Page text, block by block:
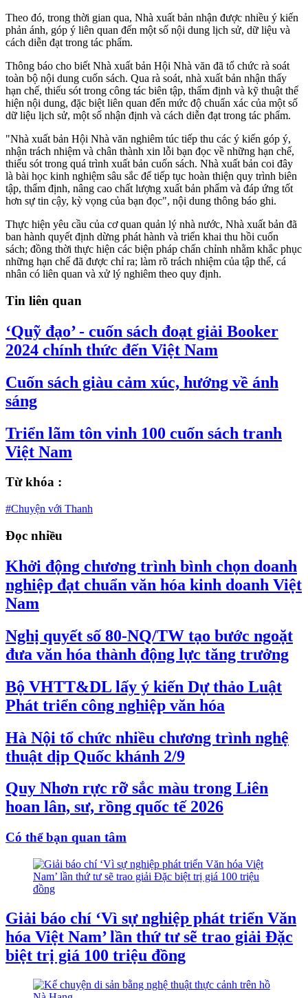
Theo đó, trong thời gian qua, Nhà xuất bản nhận được nhiều ý kiến
phản ánh, góp ý liên quan đến một số nội dung lịch sử, dữ liệu và
cách diễn đạt trong tác phẩm.
Thông báo cho biết Nhà xuất bản Hội Nhà văn đã tổ chức rà soát
toàn bộ nội dung cuốn sách. Qua rà soát, nhà xuất bản nhận thấy
hạn chế, thiếu sót trong công tác biên tập, thẩm định và kỹ thuật thể
hiện nội dung, đặc biệt liên quan đến mức độ chuẩn xác của một số
dữ liệu lịch sử, một số nhận định và cách diễn đạt trong tác phẩm.
"Nhà xuất bản Hội Nhà văn nghiêm túc tiếp thu các ý kiến góp ý,
nhận trách nhiệm và chân thành xin lỗi bạn đọc về những hạn chế,
thiếu sót trong quá trình xuất bản cuốn sách. Nhà xuất bản coi đây
là bài học kinh nghiệm sâu sắc để tiếp tục hoàn thiện quy trình biên
tập, thẩm định, nâng cao chất lượng xuất bản phẩm và đáp ứng tốt
hơn sự tin cậy, kỳ vọng của bạn đọc", nội dung thông báo ghi.
Thực hiện yêu cầu của cơ quan quản lý nhà nước, Nhà xuất bản đã
ban hành quyết định dừng phát hành và triển khai thu hồi cuốn
sách; đồng thời thực hiện các biện pháp chấn chỉnh nhằm khắc phục
những hạn chế đã được chỉ ra; làm rõ trách nhiệm của tập thể, cá
nhân có liên quan và xử lý nghiêm theo quy định.
Tin liên quan
‘Quỹ đạo’ - cuốn sách đoạt giải Booker
2024 chính thức đến Việt Nam
Cuốn sách giàu cảm xúc, hướng về ánh
sáng
Triển lãm tôn vinh 100 cuốn sách tranh
Việt Nam
Từ khóa :
#Chuyện với Thanh
Đọc nhiều
Khởi động chương trình bình chọn doanh
nghiệp đạt chuẩn văn hóa kinh doanh Việt
Nam
Nghị quyết số 80-NQ/TW tạo bước ngoặt
đưa văn hóa thành động lực tăng trưởng
Bộ VHTT&DL lấy ý kiến Dự thảo Luật
Phát triển công nghiệp văn hóa
Hà Nội tổ chức nhiều chương trình nghệ
thuật dịp Quốc khánh 2/9
Quy Nhơn rực rỡ sắc màu trong Liên
hoan lân, sư, rồng quốc tế 2026
Có thể bạn quan tâm
Giải báo chí ‘Vì sự nghiệp phát triển Văn
hóa Việt Nam’ lần thứ tư sẽ trao giải Đặc
biệt trị giá 100 triệu đồng